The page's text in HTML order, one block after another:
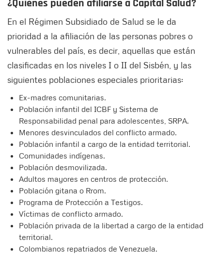
¿Quiénes pueden afiliarse a Capital Salud?
En el Régimen Subsidiado de Salud se le da
prioridad a la afiliación de las personas pobres o
vulnerables del país, es decir, aquellas que están
clasificadas en los niveles I o II del Sisbén, y las
siguientes poblaciones especiales prioritarias:
Ex-madres comunitarias.
Población infantil del ICBF y Sistema de
Responsabilidad penal para adolescentes, SRPA.
Menores desvinculados del conflicto armado.
Población infantil a cargo de la entidad territorial.
Comunidades indígenas.
Población desmovilizada.
Adultos mayores en centros de protección.
Población gitana o Rrom.
Programa de Protección a Testigos.
Víctimas de conflicto armado.
Población privada de la libertad a cargo de la entidad
territorial.
Colombianos repatriados de Venezuela.